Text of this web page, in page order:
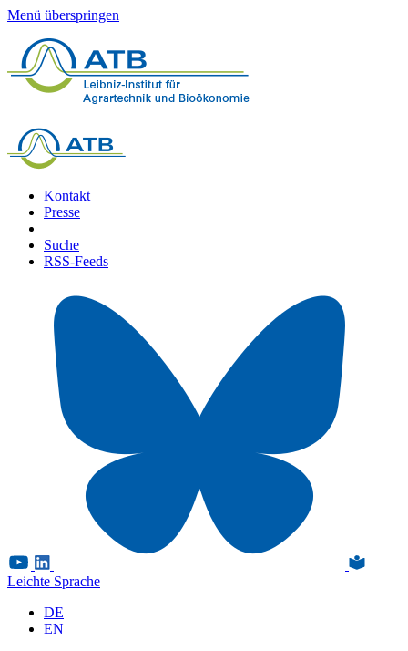
Menü überspringen
Kontakt
Presse
Suche
RSS-Feeds
Leichte Sprache
DE
EN